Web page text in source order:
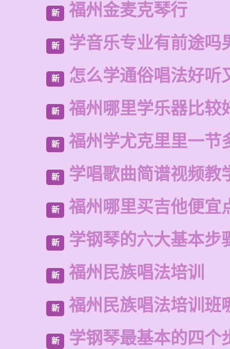
新 福州金麦克琴行
新 学音乐专业有前途吗
新 怎么学通俗唱法好听
新 福州哪里学乐器比较
新 福州学尤克里里一节
新 学唱歌曲简谱视频教
新 福州哪里买吉他便宜
新 学钢琴的六大基本步
新 福州民族唱法培训
新 福州民族唱法培训班
新 学钢琴最基本的四个